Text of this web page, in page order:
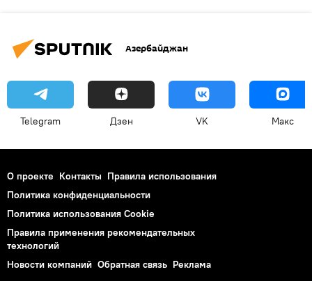
Азербайджан
Telegram Дзен VK Макс
О проекте Контакты Правила использования
Политика конфиденциальности
Политика использования Cookie
Правила применения рекомендательных
технологий
Новости компаний Обратная связь Реклама